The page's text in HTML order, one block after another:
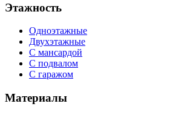
Этажность
Одноэтажные
Двухэтажные
С мансардой
С подвалом
С гаражом
Материалы